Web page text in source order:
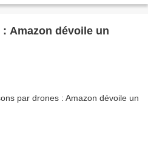
Amazon dévoile un